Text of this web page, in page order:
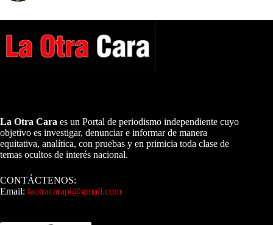
La Otra Cara es un Portal de periodismo independiente cuyo
objetivo es investigar, denunciar e informar de manera
equitativa, analítica, con pruebas y en primicia toda clase de
temas ocultos de interés nacional.
CONTÁCTENOS:
Email: laotracarapi@gmail.com